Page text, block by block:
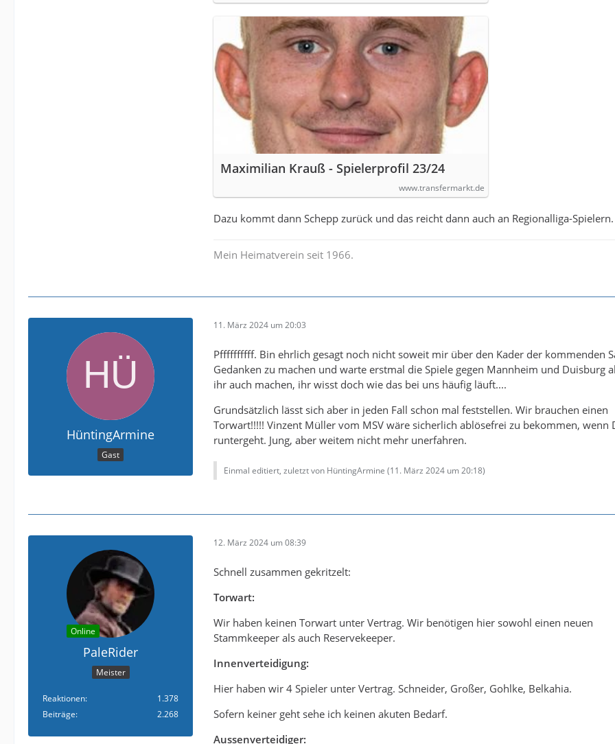
Maximilian Krauß - Spielerprofil 23/24
www.transfermarkt.de
Dazu kommt dann Schepp zurück und das reicht dann auch an Regionalliga-Spielern.
Mein Heimatverein seit 1966.
HüntingArmine
Gast
11. März 2024 um 20:03
Pffffffffff. Bin ehrlich gesagt noch nicht soweit mir über den Kader der kommenden
Gedanken zu machen und warte erstmal die Spiele gegen Mannheim und Duisburg
ihr auch machen, ihr wisst doch wie das bei uns häufig läuft....
Grundsätzlich lässt sich aber in jeden Fall schon mal feststellen. Wir brauchen einen
Torwart!!!!! Vinzent Müller vom MSV wäre sicherlich ablösefrei zu bekommen, wenn
runtergeht. Jung, aber weitem nicht mehr unerfahren.
Einmal editiert, zuletzt von HüntingArmine (11. März 2024 um 20:18)
Online
PaleRider
Meister
Reaktionen
1.378
Beiträge
2.268
12. März 2024 um 08:39
Schnell zusammen gekritzelt:
Torwart:
Wir haben keinen Torwart unter Vertrag. Wir benötigen hier sowohl einen neuen
Stammkeeper als auch Reservekeeper.
Innenverteidigung:
Hier haben wir 4 Spieler unter Vertrag. Schneider, Großer, Gohlke, Belkahia.
Sofern keiner geht sehe ich keinen akuten Bedarf.
Aussenverteidiger: